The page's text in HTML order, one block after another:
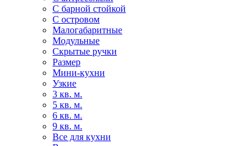
С барной стойкой
С островом
Малогабаритные
Модульные
Скрытые ручки
Размер
Мини-кухни
Узкие
3 кв. м.
5 кв. м.
6 кв. м.
9 кв. м.
Все для кухни